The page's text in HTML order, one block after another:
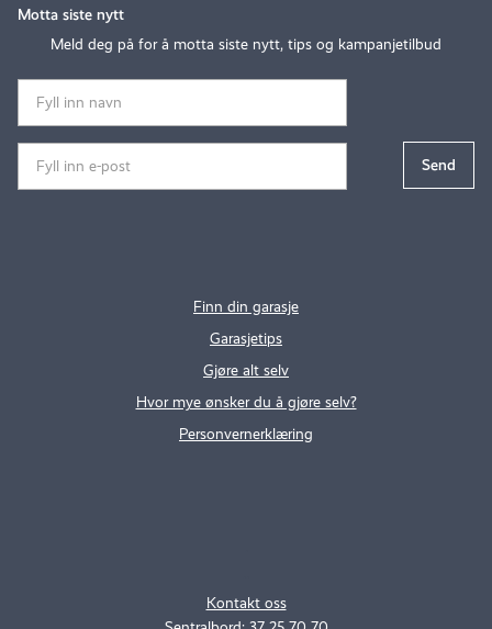
Kontakt oss
Finn din garasje
Garasjetips
Gjøre alt selv
Hvor mye ønsker du å gjøre selv?
Personvernerklæring
Motta siste nytt
Meld deg på for å motta siste nytt, tips og kampanjetilbud